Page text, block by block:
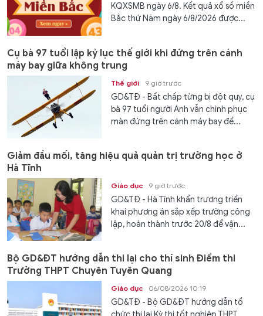
KQXSMB ngày 6/8. Kết quả xổ số miền
Bắc thứ Năm ngày 6/8/2026 được...
Cụ bà 97 tuổi lập kỷ lục thế giới khi đứng trên cánh
máy bay giữa không trung
Thế giới 9 giờ trước
GD&TĐ - Bất chấp từng bị đột quỵ, cụ
bà 97 tuổi người Anh vẫn chinh phục
màn đứng trên cánh máy bay để...
Giảm đầu mối, tăng hiệu quả quản trị trường học ở
Hà Tĩnh
Giáo dục 9 giờ trước
GD&TĐ - Hà Tĩnh khẩn trương triển
khai phương án sắp xếp trường công
lập, hoàn thành trước 20/8 để vận...
Bộ GD&ĐT hướng dẫn thi lại cho thí sinh Điểm thi
Trường THPT Chuyên Tuyên Quang
Giáo dục 06/08/2026 10:19
GD&TĐ - Bộ GD&ĐT hướng dẫn tổ